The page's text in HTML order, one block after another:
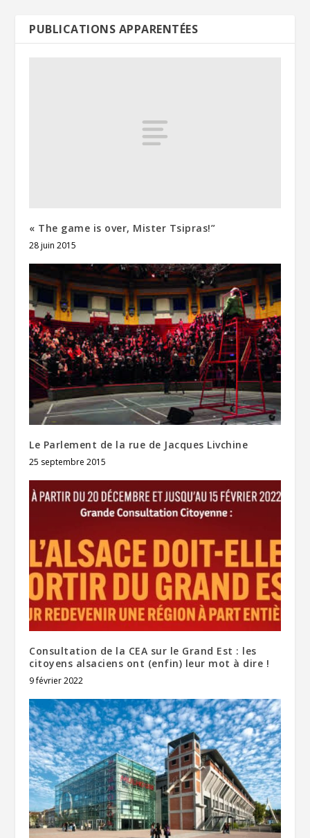
PUBLICATIONS APPARENTÉES
« The game is over, Mister Tsipras!”
28 juin 2015
Le Parlement de la rue de Jacques Livchine
25 septembre 2015
Consultation de la CEA sur le Grand Est : les
citoyens alsaciens ont (enfin) leur mot à dire !
9 février 2022